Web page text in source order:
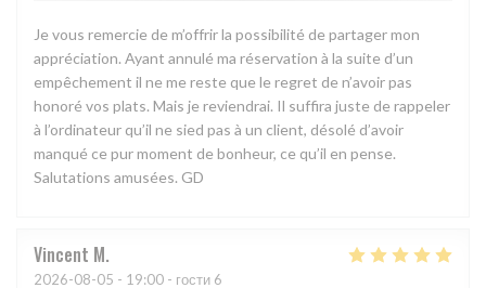
Je vous remercie de m’offrir la possibilité de partager mon
appréciation. Ayant annulé ma réservation à la suite d’un
empêchement il ne me reste que le regret de n’avoir pas
honoré vos plats. Mais je reviendrai. Il suffira juste de rappeler
à l’ordinateur qu’il ne sied pas à un client, désolé d’avoir
manqué ce pur moment de bonheur, ce qu’il en pense.
Salutations amusées. GD
Vincent M
2026-08-05 - 19:00 - гости 6